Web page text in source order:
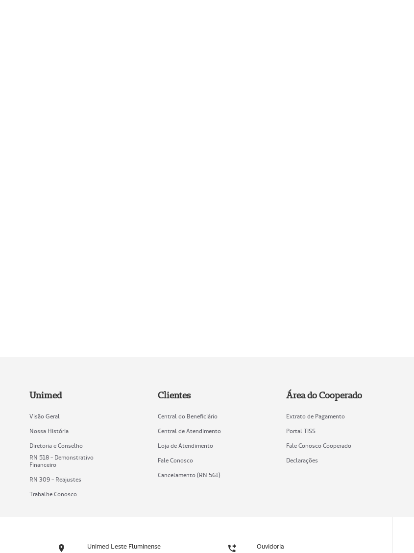
Unimed
Visão Geral
Nossa História
Diretoria e Conselho
RN 518 - Demonstrativo
Financeiro
RN 309 - Reajustes
Trabalhe Conosco
Clientes
Central do Beneficiário
Central de Atendimento
Loja de Atendimento
Fale Conosco
Cancelamento (RN 561)
Área do Cooperado
Extrato de Pagamento
Portal TISS
Fale Conosco Cooperado
Declarações
Unimed Leste Fluminense Ouvidoria